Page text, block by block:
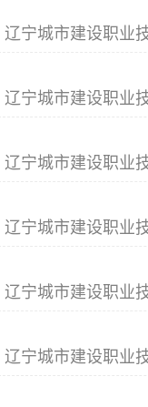
辽宁城市建设职业
辽宁城市建设职业
辽宁城市建设职业
辽宁城市建设职业
辽宁城市建设职业
辽宁城市建设职业